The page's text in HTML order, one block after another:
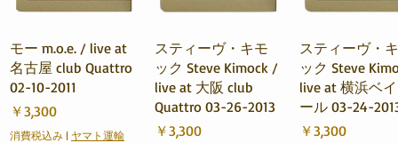
クイックビュー
モー m.o.e. / live at
名古屋 club Quattro
02-10-2011
価格
￥3,300
消費税込み | ヤマト運輸
クイックビュー
スティーヴ・キモ
ック Steve Kimock /
live at 大阪 club
Quattro 03-26-2013
価格
￥3,300
クイックビュ
スティーヴ・
ック Steve
live at 横浜ベ
ール 03-24-
価格
￥3,300